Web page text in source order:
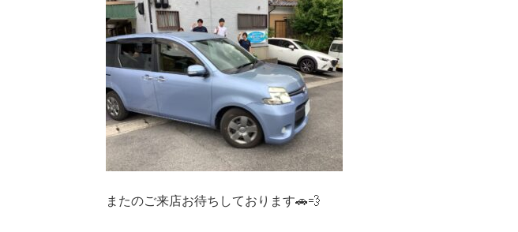
またのご来店お待ちしております🚗💨